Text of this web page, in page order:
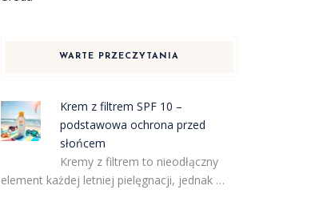
WARTE PRZECZYTANIA
Krem z filtrem SPF 10 –
podstawowa ochrona przed
słońcem
Kremy z filtrem to nieodłączny
element każdej letniej pielęgnacji, jednak …